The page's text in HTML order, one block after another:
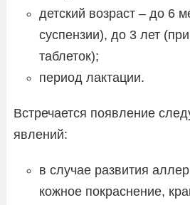
детский возраст – до 6
суспензии), до 3 лет
таблеток);
период лактации.
Встречается появление
явлений:
в случае развития
кожное покраснение,